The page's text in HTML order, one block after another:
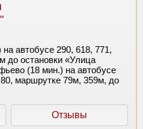
автобусе 290, 618, 771,
до остановки «Улица
(18 мин.) на автобусе
маршрутке 79м, 359м, до
Отзывы